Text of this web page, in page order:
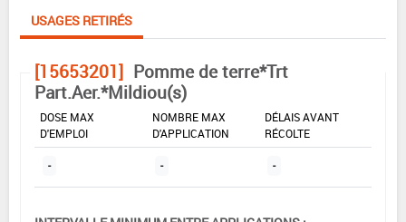
USAGES RETIRÉS
[15653201] Pomme de terre*Trt
Part.Aer.*Mildiou(s)
DOSE MAX
D'EMPLOI
NOMBRE MAX
D'APPLICATION
DÉLAIS AVANT
RÉCOLTE
- - -